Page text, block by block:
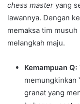
chess master yang
lawannya. Dengan
memaksa tim
melangkah maju.
Kemampuan Q:
memungkinkan
granat yang